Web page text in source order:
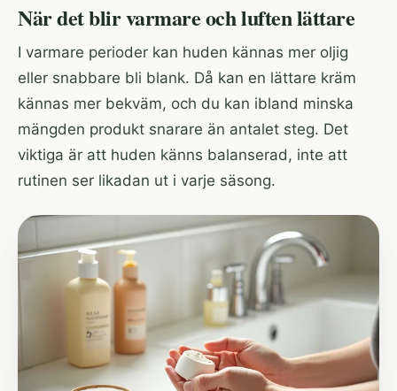
När det blir varmare och luften lättare
I varmare perioder kan huden kännas mer oljig
eller snabbare bli blank. Då kan en lättare kräm
kännas mer bekväm, och du kan ibland minska
mängden produkt snarare än antalet steg. Det
viktiga är att huden känns balanserad, inte att
rutinen ser likadan ut i varje säsong.